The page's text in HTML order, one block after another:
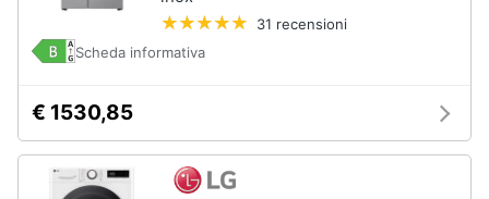
31 recensioni
Scheda informativa
€ 1530,85